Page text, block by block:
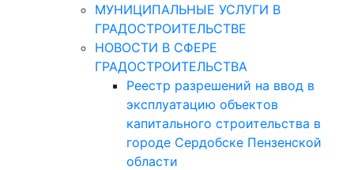
МУНИЦИПАЛЬНЫЕ УСЛУГИ В
ГРАДОСТРОИТЕЛЬСТВЕ
НОВОСТИ В СФЕРЕ
ГРАДОСТРОИТЕЛЬСТВА
Реестр разрешений на ввод в
эксплуатацию объектов
капитального строительства в
городе Сердобске Пензенской
области